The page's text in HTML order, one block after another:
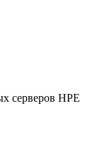
серверов HPE